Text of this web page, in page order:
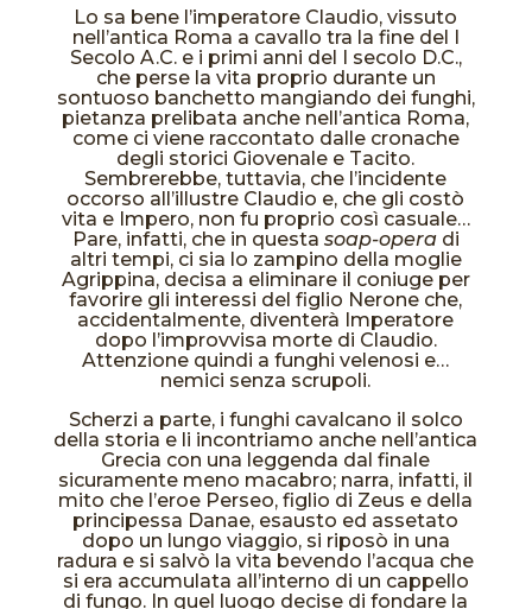
Lo sa bene l’imperatore Claudio, vissuto
nell’antica Roma a cavallo tra la fine del I
Secolo A.C. e i primi anni del I secolo D.C.,
che perse la vita proprio durante un
sontuoso banchetto mangiando dei funghi,
pietanza prelibata anche nell’antica Roma,
come ci viene raccontato dalle cronache
degli storici Giovenale e Tacito.
Sembrerebbe, tuttavia, che l’incidente
occorso all’illustre Claudio e, che gli costò
vita e Impero, non fu proprio così casuale…
Pare, infatti, che in questa soap-operadi
altri tempi, ci sia lo zampino della moglie
Agrippina, decisa a eliminare il coniuge per
favorire gli interessi del figlio Nerone che,
accidentalmente, diventerà Imperatore
dopo l’improvvisa morte di Claudio.
Attenzione quindi a funghi velenosi e…
nemici senza scrupoli.
Scherzi a parte, i funghi cavalcano il solco
della storia e li incontriamo anche nell’antica
Grecia con una leggenda dal finale
sicuramente meno macabro; narra, infatti, il
mito che l’eroe Perseo, figlio di Zeus e della
principessa Danae, esausto ed assetato
dopo un lungo viaggio, si riposò in una
radura e si salvò la vita bevendo l’acqua che
si era accumulata all’interno di un cappello
di fungo. In quel luogo decise di fondare la